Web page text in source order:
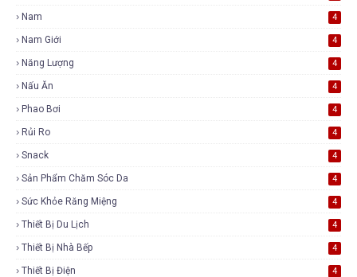
Nam 4
Nam Giới 4
Năng Lượng 4
Nấu Ăn 4
Phao Bơi 4
Rủi Ro 4
Snack 4
Sản Phẩm Chăm Sóc Da 4
Sức Khỏe Răng Miệng 4
Thiết Bị Du Lịch 4
Thiết Bị Nhà Bếp 4
Thiết Bị Điện 4